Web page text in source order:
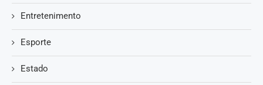
Entretenimento
Esporte
Estado